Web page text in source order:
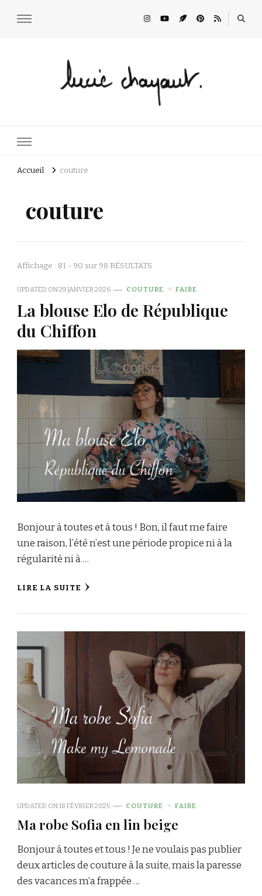
Lucie Choupaut
Accueil couture
couture
Affichage : 81 - 90 sur 98 RÉSULTATS
UPDATED ON29 JANVIER 2026 COUTURE FAIRE
La blouse Elo de République
du Chiffon
Bonjour à toutes et à tous ! Bon, il faut me faire
une raison, l’été n’est une période propice ni à la
régularité ni à …
LIRE LA SUITE
UPDATED ON18 FÉVRIER 2025 COUTURE FAIRE
Ma robe Sofia en lin beige
Bonjour à toutes et tous ! Je ne voulais pas publier
deux articles de couture à la suite, mais la paresse
des vacances m’a frappée …